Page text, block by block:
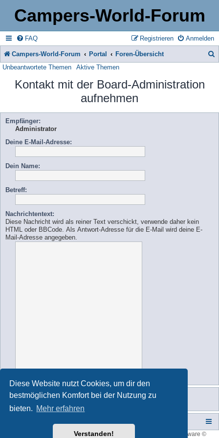
Diese Website nutzt Cookies, um dir den
bestmöglichen Komfort bei der Nutzung zu
bieten. Mehr erfahren
Verstanden!
Campers-World-Forum
FAQ Anmelden
Registrieren
Campers-World-Forum Portal Foren-Übersicht
Unbeantwortete Themen Aktive Themen
Kontakt mit der Board-Administration
aufnehmen
Empfänger:
Administrator
Deine E-Mail-Adresse:
Dein Name:
Betreff:
Nachrichtentext:
Diese Nachricht wird als reiner Text verschickt, verwende daher kein
HTML oder BBCode. Als Antwort-Adresse für die E-Mail wird deine E-
Mail-Adresse angegeben.
forum tricolor,Powered by
® Forum Software ©